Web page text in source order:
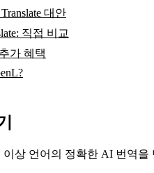
대안
직접 비교
가 혜택
이상 언어의 정확한 AI 번역을